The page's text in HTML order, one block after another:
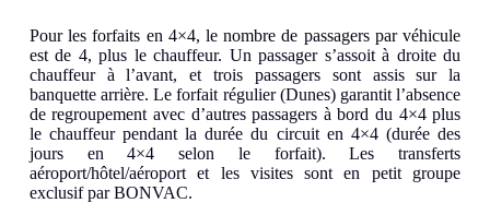
Pour les forfaits en 4×4, le nombre de passagers par véhicule
est de 4, plus le chauffeur. Un passager s’assoit à droite du
chauffeur à l’avant, et trois passagers sont assis sur la
banquette arrière. Le forfait régulier (Dunes) garantit l’absence
de regroupement avec d’autres passagers à bord du 4×4 plus
le chauffeur pendant la durée du circuit en 4×4 (durée des
jours en 4×4 selon le forfait). Les transferts
aéroport/hôtel/aéroport et les visites sont en petit groupe
exclusif par BONVAC.